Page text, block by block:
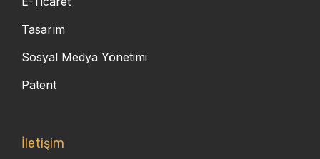
Tasarım
Sosyal Medya Yönetimi
Patent
İletişim